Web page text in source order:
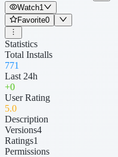
Watch1
Favorite0
Statistics
Total Installs
771
Last 24h
+0
User Rating
5.0
Description
Versions4
Ratings1
Permissions